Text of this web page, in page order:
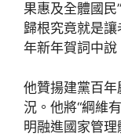
果惠及全體國民
歸根究竟就是
年新年賀詞中說
他贊揚建黨百年
況。他將“綱維
明融進國家管